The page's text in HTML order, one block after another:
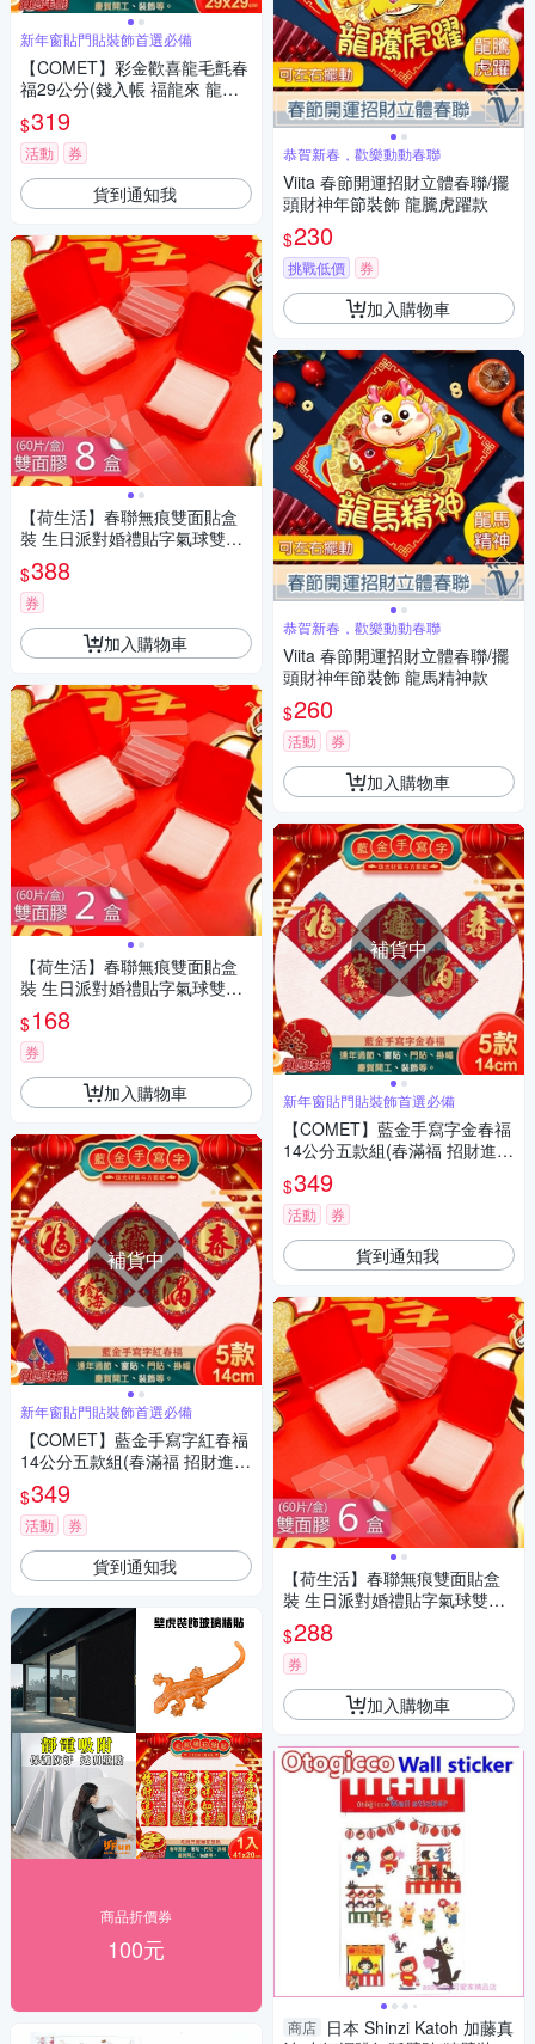
新年窗貼門貼裝飾首選必備
【COMET】彩金歡喜龍毛氈春
福29公分(錢入帳 福龍來 龍年
有靠山 招財進寶 富貴平安 吉祥
如意/NYL0201-7)
$319
活動 券
貨到通知我
【荷生活】春聯無痕雙面貼盒
裝 生日派對婚禮貼字氣球雙面
膠-8盒
$388
券
加入購物車
【荷生活】春聯無痕雙面貼盒
裝 生日派對婚禮貼字氣球雙面
膠-2盒
$168
券
加入購物車
補貨中
新年窗貼門貼裝飾首選必備
【COMET】藍金手寫字紅春福
14公分五款組(春滿福 招財進寶
山珍海味 春聯 窗貼 春福/NYL0
196-00)
$349
活動 券
貨到通知我
商品折價券
100元
恭賀新春，歡樂動動春聯
Viita 春節開運招財立體春聯/擺
頭財神年節裝飾 龍騰虎躍款
$230
挑戰低價 券
加入購物車
恭賀新春，歡樂動動春聯
Viita 春節開運招財立體春聯/擺
頭財神年節裝飾 龍馬精神款
$260
活動 券
加入購物車
補貨中
新年窗貼門貼裝飾首選必備
【COMET】藍金手寫字金春福
14公分五款組(春滿福 招財進寶
山珍海味 春聯 窗貼 春福/NYL0
191-95)
$349
活動 券
貨到通知我
【荷生活】春聯無痕雙面貼盒
裝 生日派對婚禮貼字氣球雙面
膠-6盒
$288
券
加入購物車
商店 日本 Shinzi Katoh 加藤真